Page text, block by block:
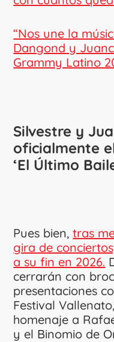
“Nos une la
Dangond y
Grammy Latino
Silvestre y
oficialmente
‘El Último
Pues bien,tras
gira de
a su fin en 2026.
cerrarán con
presentaciones
Festival
homenaje a
y el Binomio de